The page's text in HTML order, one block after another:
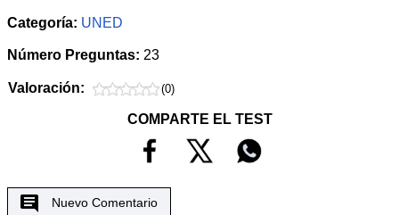
Categoría: UNED
Número Preguntas: 23
Valoración: (0)
COMPARTE EL TEST
Nuevo Comentario